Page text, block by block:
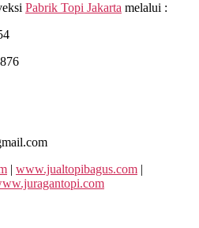
Pabrik Topi Jakarta melalui :
| www.jualtopibagus.com |